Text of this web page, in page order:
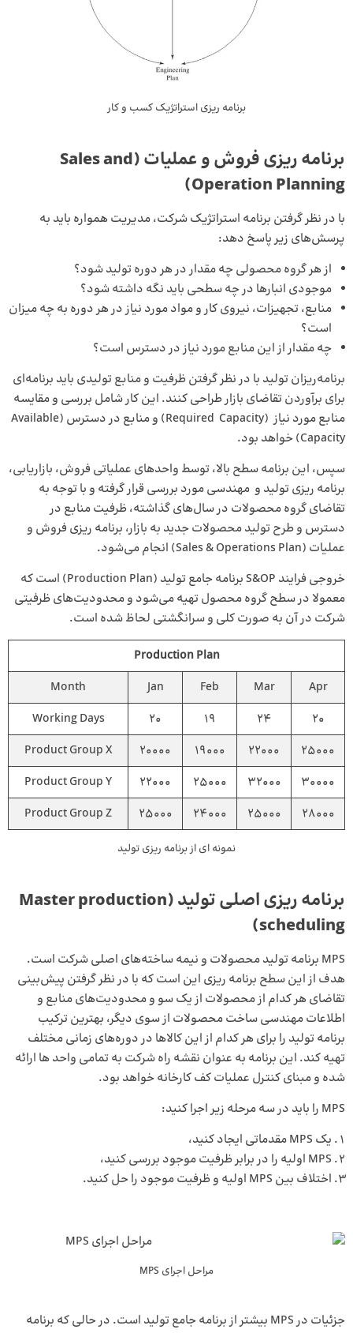
برنامه ریزی استراتژیک کسب و کار
برنامه ریزی فروش و عملیات (Sales and
Operation Planning)
با در نظر گرفتن برنامه استراتژیک شرکت، مدیریت همواره باید به
پرسش‌های زیر پاسخ دهد:
از هر گروه محصولی چه مقدار در هر دوره تولید شود؟
موجودی انبارها در چه سطحی باید نگه داشته شود؟
منابع، تجهیزات، نیروی کار و مواد مورد نیاز در هر دوره به چه میزان
است؟
چه مقدار از این منابع مورد نیاز در دسترس است؟
برنامه‌ریزان تولید با در نظر گرفتن ظرفیت و منابع تولیدی باید برنامه‌ای
برای برآوردن تقاضای بازار طراحی کنند. این کار شامل بررسی و مقایسه
منابع مورد نیاز (Required Capacity) و منابع در دسترس (Available
Capacity) خواهد بود.
سپس، این برنامه سطح بالا، توسط واحدهای عملیاتی فروش، بازاریابی،
برنامه ریزی تولید و مهندسی مورد بررسی قرار گرفته و با توجه به
تقاضای گروه محصولات در سال‌های گذاشته، ظرفیت منابع در
دسترس و طرح تولید محصولات جدید به بازار، برنامه ریزی فروش و
عملیات (Sales & Operations Plan) انجام می‌شود.
خروجی فرایند S&OP برنامه جامع تولید (Production Plan) است که
معمولا در سطح گروه محصول تهیه می‌شود و محدودیت‌های ظرفیتی
شرکت در آن به صورت کلی و سرانگشتی لحاظ شده است.
Production Plan
Apr
Mar
Feb
Jan
Month
20
24
19
20
Working Days
25000
22000
19000
20000
Product Group X
30000
32000
25000
22000
Product Group Y
28000
25000
24000
25000
Product Group Z
نمونه ای از برنامه ریزی تولید
برنامه ریزی اصلی تولید (Master production
scheduling)
MPS برنامه تولید محصولات و نیمه ساخته‌های اصلی شرکت است.
هدف از این سطح برنامه ریزی این است که با در نظر گرفتن پیش‌بینی
تقاضای هر کدام از محصولات از یک سو و محدودیت‌های منابع و
اطلاعات مهندسی ساخت محصولات از سوی دیگر، بهترین ترکیب
برنامه تولید را برای هر کدام از این کالاها در دوره‌های زمانی مختلف
تهیه کند. این برنامه به عنوان نقشه راه شرکت به تمامی واحد ها ارائه
شده و مبنای کنترل عملیات کف کارخانه خواهد بود.
MPS را باید در سه مرحله زیر اجرا کنید:
یک MPS مقدماتی ایجاد کنید،
MPS اولیه را در برابر ظرفیت موجود بررسی کنید،
اختلاف بین MPS اولیه و ظرفیت موجود را حل کنید.
مراحل اجرای MPS
جزئیات در MPS بیشتر از برنامه جامع تولید است. در حالی که برنامه